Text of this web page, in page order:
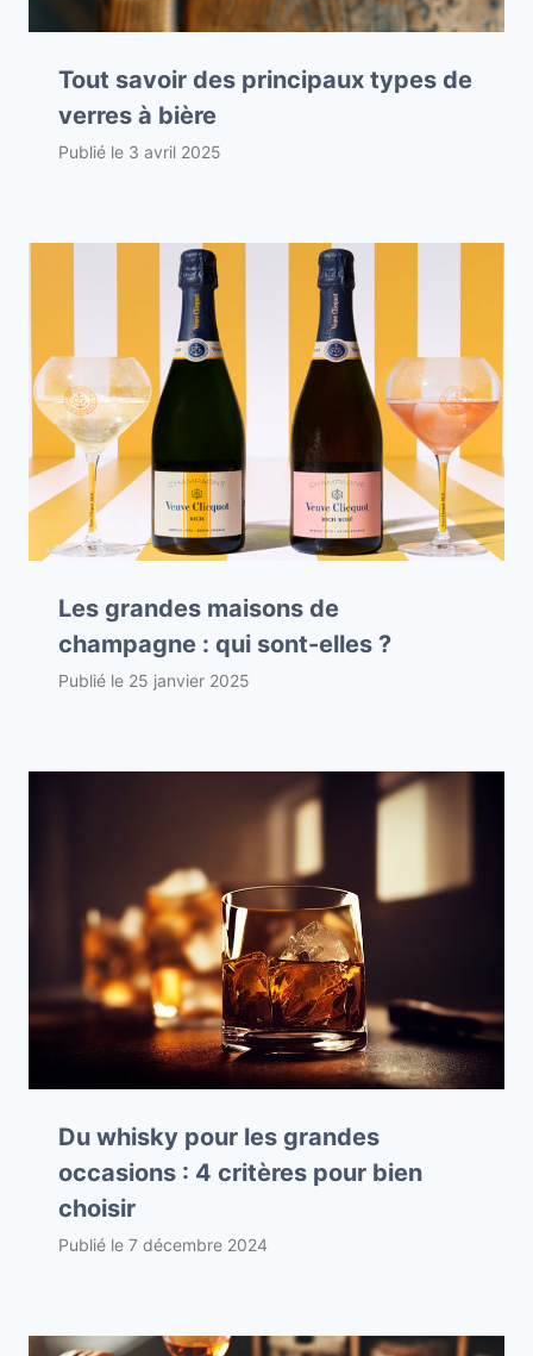
Tout savoir des principaux types de
verres à bière
Publié le 3 avril 2025
Les grandes maisons de
champagne : qui sont-elles ?
Publié le 25 janvier 2025
Du whisky pour les grandes
occasions : 4 critères pour bien
choisir
Publié le 7 décembre 2024